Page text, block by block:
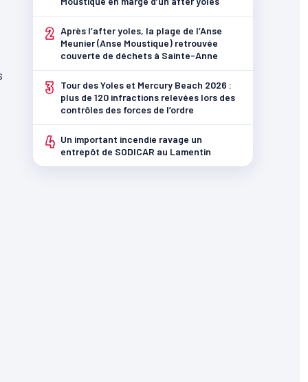
2 Après l’after yoles, la plage de l’Anse
Meunier (Anse Moustique) retrouvée
couverte de déchets à Sainte-Anne
3
Tour des Yoles et Mercury Beach 2026 :
plus de 120 infractions relevées lors des
contrôles des forces de l’ordre
4 Un important incendie ravage un
entrepôt de SODICAR au Lamentin